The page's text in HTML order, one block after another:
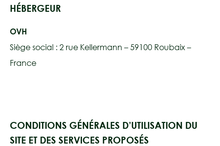
HÉBERGEUR
OVH
Siège social : 2 rue Kellermann – 59100 Roubaix –
France
CONDITIONS GÉNÉRALES D’UTILISATION DU
SITE ET DES SERVICES PROPOSÉS